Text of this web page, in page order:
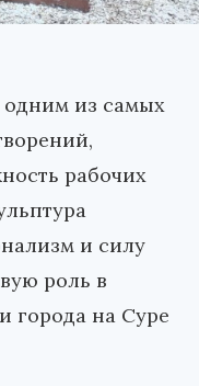
одним из самых
рабочих
и силу
роль в
города на Суре